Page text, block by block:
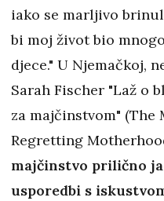
iako se marljivo
bi moj život bio
djece." U Njemačkoj,
Sarah Fischer "Laž o
za majčinstvom" (The
Regretting
majčinstvo prilično
usporedbi s